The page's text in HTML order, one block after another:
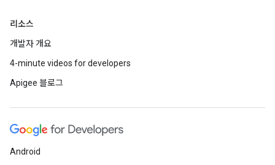
리소스
개발자 개요
4-minute videos for developers
Apigee 블로그
Android